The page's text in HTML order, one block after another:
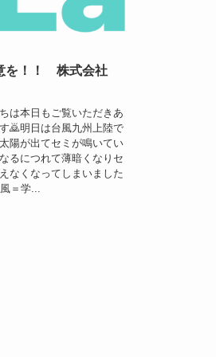
を！！ 株式会社
は本日もご覧いただきあ
🙇明日は台風九州上陸で
陽が出てセミが鳴いてい
るにつれて薄暗くなりセ
なくなってしまいました
＝学...